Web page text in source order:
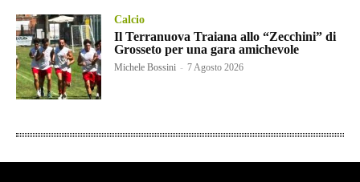
Calcio
Il Terranuova Traiana allo “Zecchini” di
Grosseto per una gara amichevole
Michele Bossini - 7 Agosto 2026